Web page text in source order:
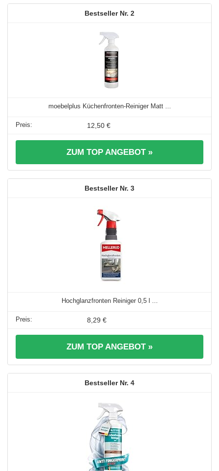
2
moebelplus Küchenfronten-Reiniger Matt ...
12,50 €
ZUM TOP ANGEBOT »
3
Hochglanzfronten Reiniger 0,5 l ...
8,29 €
ZUM TOP ANGEBOT »
4